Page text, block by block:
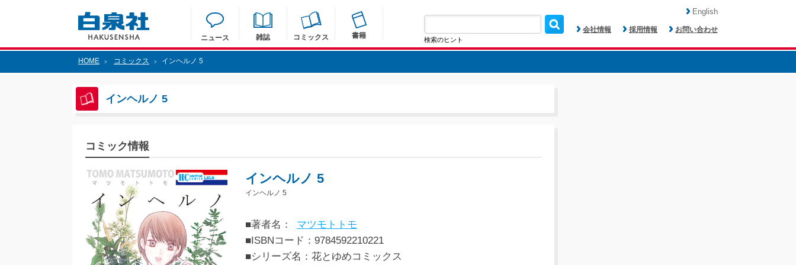
ニュース 雑誌 コミックス 書籍 検索のヒント
会社情報 採用情報 お問い合わせ
English
HOME > コミックス > インヘルノ 5
インヘルノ 5
コミック情報
インヘルノ 5
インヘルノ 5
■著者名：
マツモトトモ
■ISBNコード：9784592210221
■シリーズ名：花とゆめコミックス